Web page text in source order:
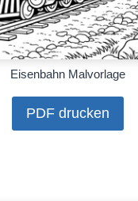
Eisenbahn Malvorlage
PDF drucken